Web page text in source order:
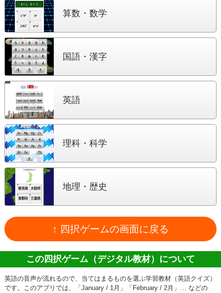
算数・数学
国語・漢字
英語
理科・科学
地理・歴史
↑ 四択ゲームの画面に戻る
この四択ゲーム（デジタル教材）について
英語の音声が流れるので、当てはまるものを選ぶ学習教材（英語クイズ）
です。このアプリでは、「January / 1月」「February / 2月」… などの